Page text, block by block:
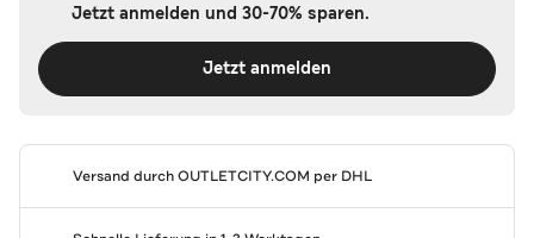
Jetzt anmelden und 30-70% sparen.
Jetzt anmelden
Versand durchOUTLETCITY.COM per DHL